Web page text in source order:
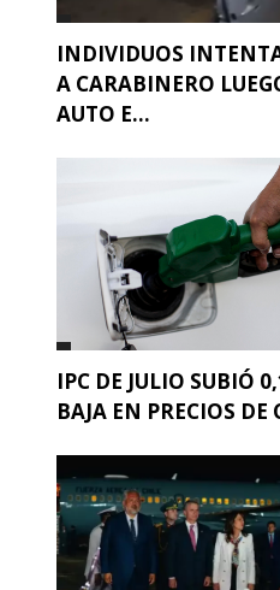
INDIVIDUOS
A CARABINERO
AUTO E...
IPC DE JULIO SUBIÓ
BAJA EN PRECIOS